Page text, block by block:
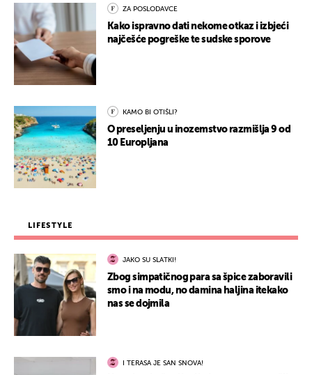
ZA POSLODAVCE
Kako ispravno dati nekome otkaz i izbjeći
najčešće pogreške te sudske sporove
KAMO BI OTIŠLI?
O preseljenju u inozemstvo razmišlja 9 od
10 Europljana
LIFESTYLE
JAKO SU SLATKI!
Zbog simpatičnog para sa špice zaboravili
smo i na modu, no damina haljina itekako
nas se dojmila
I TERASA JE SAN SNOVA!